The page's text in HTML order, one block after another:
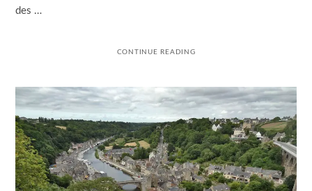
des …
CONTINUE READING